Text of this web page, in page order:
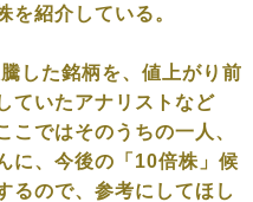
を紹介している。
した銘柄を、値上がり前
ていたアナリストなど
こではそのうちの一人、
に、今後の「10倍株」候
るので、参考にしてほし